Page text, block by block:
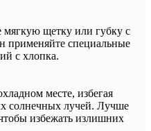
мягкую щетку или губку с
применяйте специальные
с хлопка.
месте, избегая
солнечных лучей. Лучше
избежать излишних